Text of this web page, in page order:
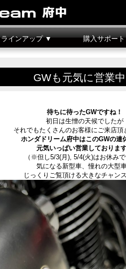
ラインアップ ▼ 購入サポー
GWも元気に営業
待ちに待ったGWですね！
初日は生憎の天候でしたが
それでもたくさんのお客様にご来店頂
ホンダドリーム府中はこのGWの連
元気いっぱい営業しておりま
（※但し5/3(月), 5/4(火)はお休み
気になる新型車、憧れの大型
じっくりご覧頂ける大きなチャン